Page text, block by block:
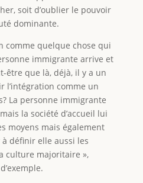
soit d’oublier le pouvoir
dominante.
comme quelque chose qui
immigrante arrive et
être que là, déjà, il y a un
l’intégration comme un
La personne immigrante
la société d’accueil lui
moyens mais également
définir elle aussi les
culture majoritaire »,